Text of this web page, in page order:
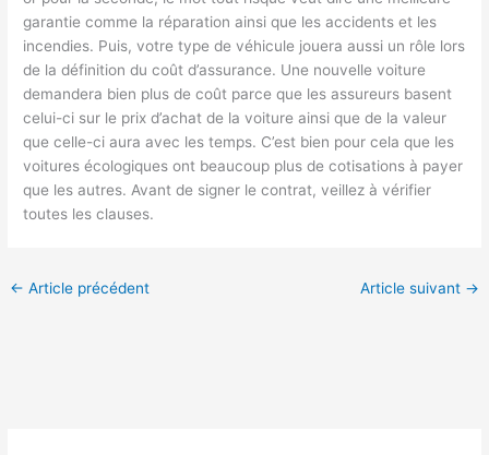
garantie comme la réparation ainsi que les accidents et les
incendies. Puis, votre type de véhicule jouera aussi un rôle lors
de la définition du coût d’assurance. Une nouvelle voiture
demandera bien plus de coût parce que les assureurs basent
celui-ci sur le prix d’achat de la voiture ainsi que de la valeur
que celle-ci aura avec les temps. C’est bien pour cela que les
voitures écologiques ont beaucoup plus de cotisations à payer
que les autres. Avant de signer le contrat, veillez à vérifier
toutes les clauses.
← Article précédent Article suivant →